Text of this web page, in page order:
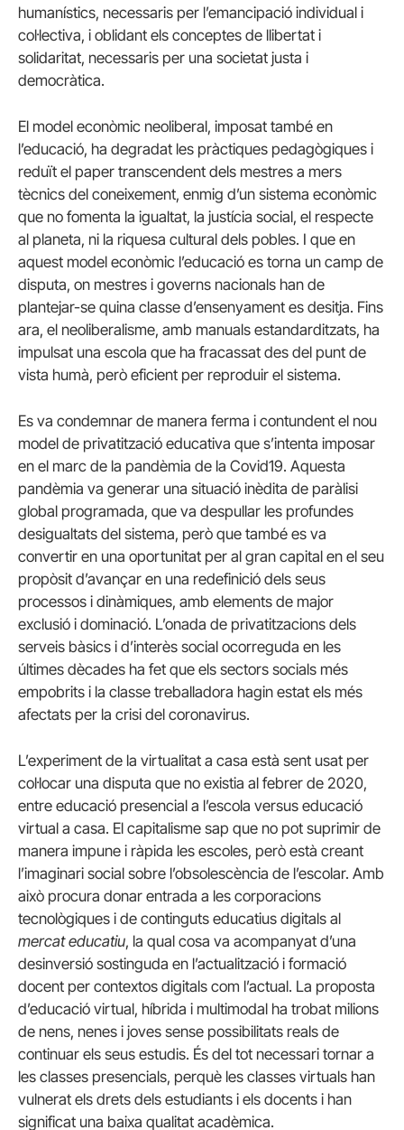
humanístics, necessaris per l’emancipació individual i
col·lectiva, i oblidant els conceptes de llibertat i
solidaritat, necessaris per una societat justa i
democràtica.
El model econòmic neoliberal, imposat també en
l’educació, ha degradat les pràctiques pedagògiques i
reduït el paper transcendent dels mestres a mers
tècnics del coneixement, enmig d’un sistema econòmic
que no fomenta la igualtat, la justícia social, el respecte
al planeta, ni la riquesa cultural dels pobles. I que en
aquest model econòmic l’educació es torna un camp de
disputa, on mestres i governs nacionals han de
plantejar-se quina classe d’ensenyament es desitja. Fins
ara, el neoliberalisme, amb manuals estandarditzats, ha
impulsat una escola que ha fracassat des del punt de
vista humà, però eficient per reproduir el sistema.
Es va condemnar de manera ferma i contundent el nou
model de privatització educativa que s’intenta imposar
en el marc de la pandèmia de la Covid19. Aquesta
pandèmia va generar una situació inèdita de paràlisi
global programada, que va despullar les profundes
desigualtats del sistema, però que també es va
convertir en una oportunitat per al gran capital en el seu
propòsit d’avançar en una redefinició dels seus
processos i dinàmiques, amb elements de major
exclusió i dominació. L’onada de privatitzacions dels
serveis bàsics i d’interès social ocorreguda en les
últimes dècades ha fet que els sectors socials més
empobrits i la classe treballadora hagin estat els més
afectats per la crisi del coronavirus.
L’experiment de la virtualitat a casa està sent usat per
col·locar una disputa que no existia al febrer de 2020,
entre educació presencial a l’escola versus educació
virtual a casa. El capitalisme sap que no pot suprimir de
manera impune i ràpida les escoles, però està creant
l’imaginari social sobre l’obsolescència de l’escolar. Amb
això procura donar entrada a les corporacions
tecnològiques i de continguts educatius digitals al
mercat educatiu, la qual cosa va acompanyat d’una
desinversió sostinguda en l’actualització i formació
docent per contextos digitals com l’actual. La proposta
d’educació virtual, híbrida i multimodal ha trobat milions
de nens, nenes i joves sense possibilitats reals de
continuar els seus estudis. És del tot necessari tornar a
les classes presencials, perquè les classes virtuals han
vulnerat els drets dels estudiants i els docents i han
significat una baixa qualitat acadèmica.